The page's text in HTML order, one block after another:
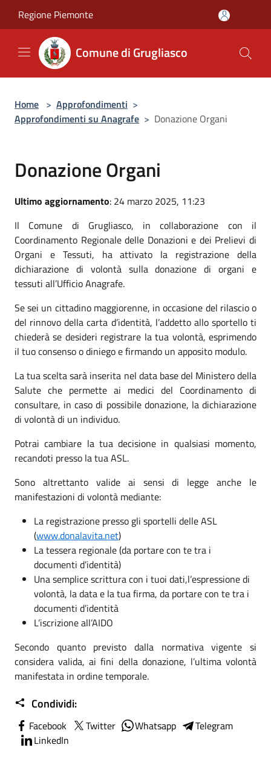
Regione Piemonte
Comune di Grugliasco
Home > Approfondimenti >
Approfondimenti su Anagrafe > Donazione Organi
Donazione Organi
Ultimo aggiornamento: 24 marzo 2025, 11:23
Il Comune di Grugliasco, in collaborazione con il
Coordinamento Regionale delle Donazioni e dei Prelievi di
Organi e Tessuti, ha attivato la registrazione della
dichiarazione di volontà sulla donazione di organi e
tessuti all’Ufficio Anagrafe.
Se sei un cittadino maggiorenne, in occasione del rilascio o
del rinnovo della carta d’identità, l’addetto allo sportello ti
chiederà se desideri registrare la tua volontà, esprimendo
il tuo consenso o diniego e firmando un apposito modulo.
La tua scelta sarà inserita nel data base del Ministero della
Salute che permette ai medici del Coordinamento di
consultare, in caso di possibile donazione, la dichiarazione
di volontà di un individuo.
Potrai cambiare la tua decisione in qualsiasi momento,
recandoti presso la tua ASL.
Sono altrettanto valide ai sensi di legge anche le
manifestazioni di volontà mediante:
La registrazione presso gli sportelli delle ASL
(www.donalavita.net)
La tessera regionale (da portare con te tra i
documenti d’identità)
Una semplice scrittura con i tuoi dati,l’espressione di
volontà, la data e la tua firma, da portare con te tra i
documenti d’identità
L’iscrizione all’AIDO
Secondo quanto previsto dalla normativa vigente si
considera valida, ai fini della donazione, l’ultima volontà
manifestata in ordine temporale.
Condividi:
Facebook Twitter Whatsapp
Telegram
LinkedIn